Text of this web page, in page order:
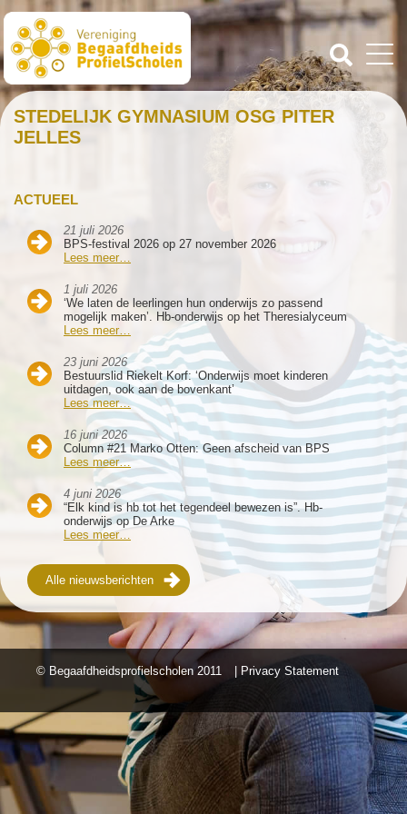
ACTUEEL
21 juli 2026
BPS-festival 2026 op 27 november 2026
Lees meer…
1 juli 2026
‘We laten de leerlingen hun onderwijs zo passend
mogelijk maken’. Hb-onderwijs op het Theresialyceum
Lees meer…
23 juni 2026
Bestuurslid Riekelt Korf: ‘Onderwijs moet kinderen
uitdagen, ook aan de bovenkant’
Lees meer…
16 juni 2026
Column #21 Marko Otten: Geen afscheid van BPS
Lees meer…
4 juni 2026
“Elk kind is hb tot het tegendeel bewezen is”. Hb-
onderwijs op De Arke
Lees meer…
Alle nieuwsberichten
STEDELIJK GYMNASIUM OSG PITER
JELLES
© Begaafdheidsprofielscholen 2011 | Privacy Statement